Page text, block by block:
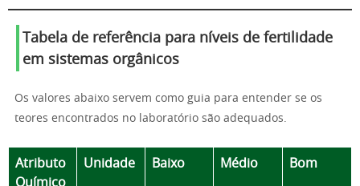
Tabela de referência para níveis de fertilidade
em sistemas orgânicos
Os valores abaixo servem como guia para entender se os
teores encontrados no laboratório são adequados.
Atributo
Químico
Unidade Baixo Médio Bom